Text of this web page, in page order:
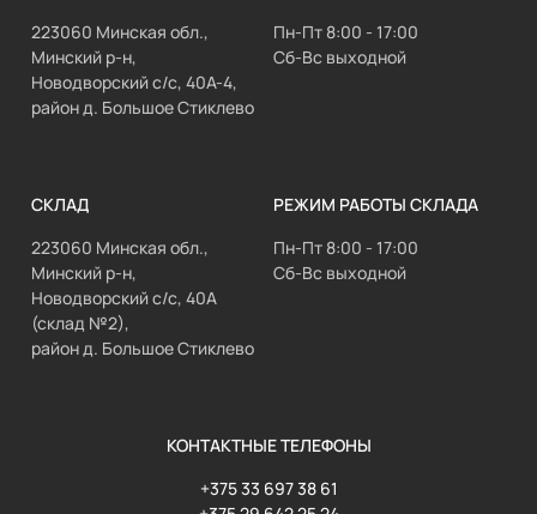
223060 Минская обл.,
Минский р-н,
Новодворский с/с, 40А-4,
район д. Большое Стиклево
Пн-Пт 8:00 - 17:00
Сб-Вс выходной
СКЛАД
223060 Минская обл.,
Минский р-н,
Новодворский с/с, 40А
(склад №2),
район д. Большое Стиклево
РЕЖИМ РАБОТЫ СКЛАДА
Пн-Пт 8:00 - 17:00
Сб-Вс выходной
КОНТАКТНЫЕ ТЕЛЕФОНЫ
+375 33 697 38 61